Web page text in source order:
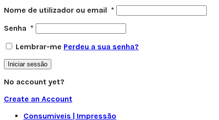
Nome de utilizador ou email *
Senha *
Lembrar-me Perdeu a sua senha?
Iniciar sessão
No account yet?
Create an Account
Consumiveis | Impressão